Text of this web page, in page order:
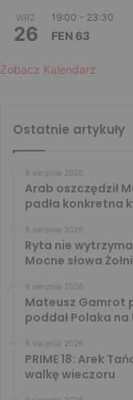
WRZ
26
19:00 - 23:30
FEN 63
Zobacz Kalendarz
Ostatnie artykuły
9 sierpnia 2026
Arab oszczędził
padła konkretna
9 sierpnia 2026
Ryta nie
Mocne słowa
9 sierpnia 2026
Mateusz Gamrot
poddał Polaka na
9 sierpnia 2026
PRIME 18: Arek
walkę wieczoru